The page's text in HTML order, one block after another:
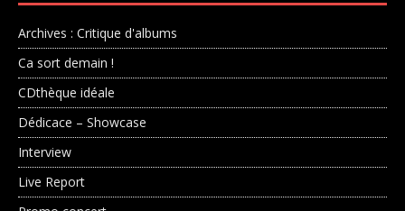
Archives : Critique d'albums
Ca sort demain !
CDthèque idéale
Dédicace – Showcase
Interview
Live Report